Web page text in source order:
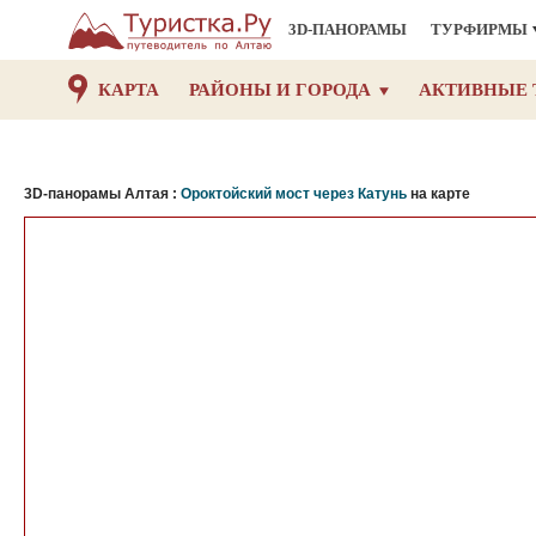
3D-ПАНОРАМЫ ТУРФИРМЫ
КАРТА РАЙОНЫ И ГОРОДА АКТИВНЫЕ
3D-панорамы Алтая : Ороктойский мост через Катунь на карте